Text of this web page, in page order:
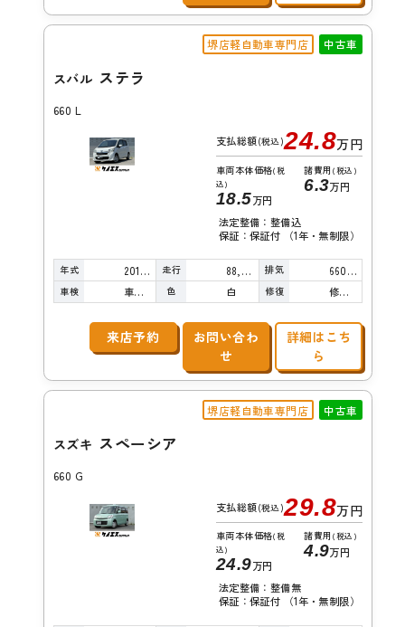
堺店軽自動車専門店 中古車
スバル ステラ
660 L
支払総額(税込)24.8万円
車両本体価格(税
込)
18.5万円
諸費用 (税込)
6.3万円
法定整備：整備込
保証：保証付 （1年・無制限）
年式 2013年 走行 88,000km 排気 660cc
車検 車検整備付 色 白 修復 修復歴無し
来店予約
お問い合わ
せ
詳細はこち
ら
堺店軽自動車専門店 中古車
スズキ スペーシア
660 G
支払総額(税込)29.8万円
車両本体価格(税
込)
24.9万円
諸費用 (税込)
4.9万円
法定整備：整備無
保証：保証付 （1年・無制限）